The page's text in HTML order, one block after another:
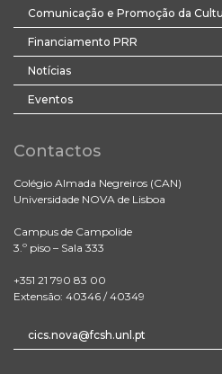
Comunicação e Promoção da
Financiamento PRR
Notícias
Eventos
Contactos
Colégio Almada Negreiros (CAN)
Universidade NOVA de Lisboa
Campus de Campolide
3.º piso – Sala 333
+351 21 790 83 00
Extensão: 40346 / 40349
cics.nova@fcsh.unl.pt